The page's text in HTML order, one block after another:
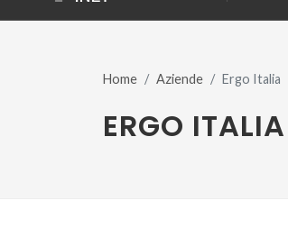
Home Aziende Ergo Italia
ERGO ITALIA